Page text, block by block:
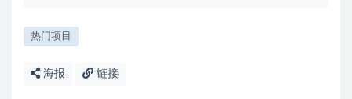
热门项目
海报 链接